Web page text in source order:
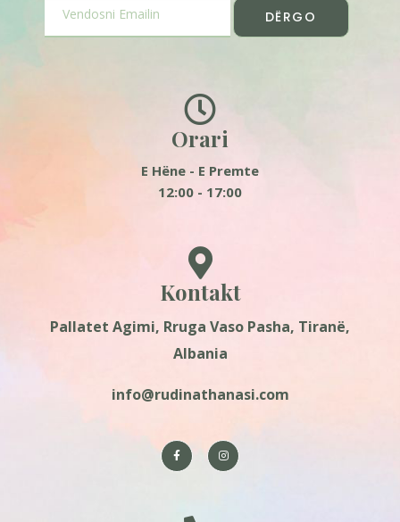
DËRGO
Orari
E Hëne - E Premte
12:00 - 17:00
Kontakt
Pallatet Agimi, Rruga Vaso Pasha, Tiranë,
Albania
info@rudinathanasi.com